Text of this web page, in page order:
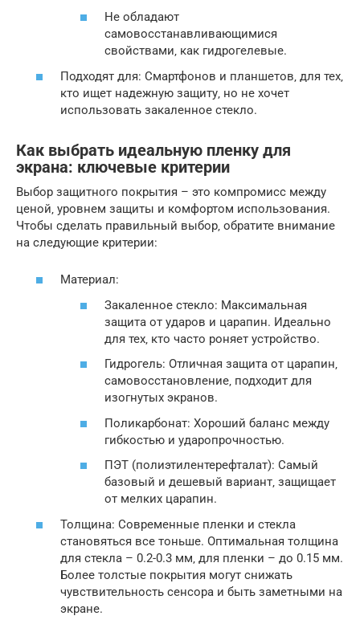
Не обладают
самовосстанавливающимися
свойствами‚ как гидрогелевые.
Подходят для: Смартфонов и планшетов‚ для тех‚
кто ищет надежную защиту‚ но не хочет
использовать закаленное стекло.
Как выбрать идеальную пленку для
экрана: ключевые критерии
Выбор защитного покрытия – это компромисс между
ценой‚ уровнем защиты и комфортом использования.
Чтобы сделать правильный выбор‚ обратите внимание
на следующие критерии:
Материал:
Закаленное стекло: Максимальная
защита от ударов и царапин. Идеально
для тех‚ кто часто роняет устройство.
Гидрогель: Отличная защита от царапин‚
самовосстановление‚ подходит для
изогнутых экранов.
Поликарбонат: Хороший баланс между
гибкостью и ударопрочностью.
ПЭТ (полиэтилентерефталат): Самый
базовый и дешевый вариант‚ защищает
от мелких царапин.
Толщина: Современные пленки и стекла
становяться все тоньше. Оптимальная толщина
для стекла – 0.2-0.3 мм‚ для пленки – до 0.15 мм.
Более толстые покрытия могут снижать
чувствительность сенсора и быть заметными на
экране.